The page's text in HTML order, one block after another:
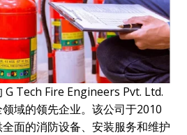
G Tech Fire Engineers Pvt. Ltd.
域的领先企业。该公司于2010
面的消防设备、安装服务和维护